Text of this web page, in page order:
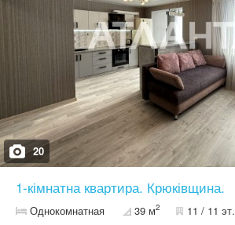
20
1-кімнатна квартира. Крюківщина.
Однокомнатная 39 м2 11 / 11 эт.